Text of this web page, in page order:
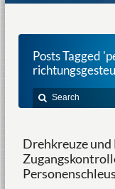
Posts Tagged
Drehkreuze